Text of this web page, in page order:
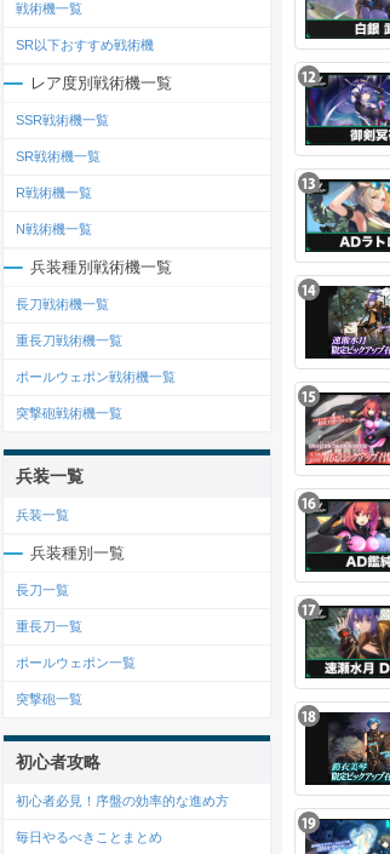
戦術機一覧
SR以下おすすめ戦術機
レア度別戦術機一覧
SSR戦術機一覧
SR戦術機一覧
R戦術機一覧
N戦術機一覧
兵装種別戦術機一覧
長刀戦術機一覧
重長刀戦術機一覧
ポールウェポン戦術機一覧
突撃砲戦術機一覧
兵装一覧
兵装一覧
兵装種別一覧
長刀一覧
重長刀一覧
ポールウェポン一覧
突撃砲一覧
初心者攻略
初心者必見！序盤の効率的な進め方
毎日やるべきことまとめ